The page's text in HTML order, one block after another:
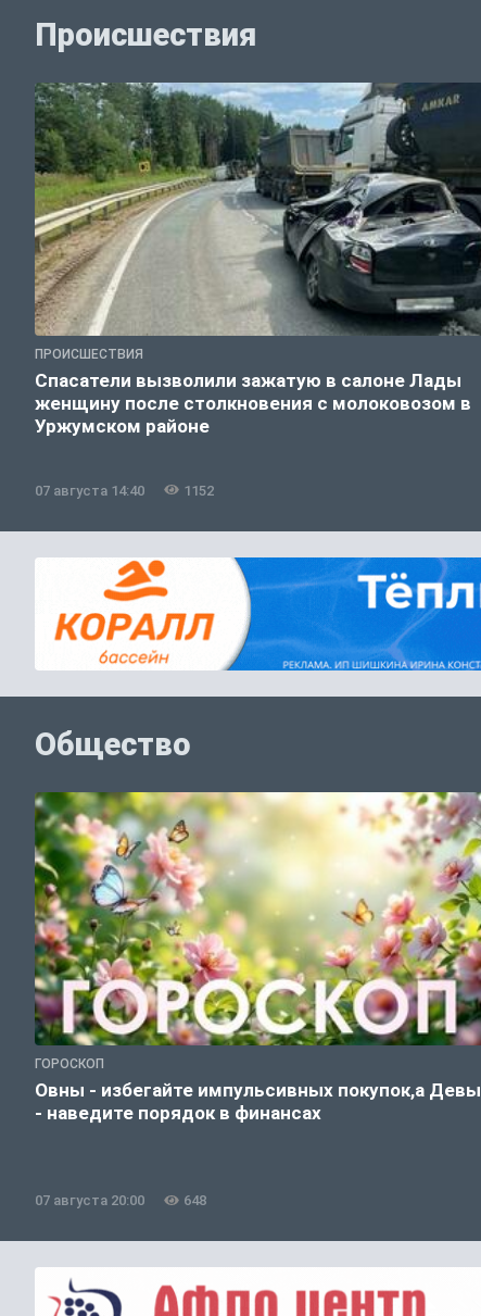
Происшествия
ПРОИСШЕСТВИЯ
Спасатели вызволили зажатую в салоне Лады
женщину после столкновения с молоковозом в
Уржумском районе
07 августа 14:40 1152
Общество
ГОРОСКОП
Овны - избегайте импульсивных покупок,а Девы
- наведите порядок в финансах
07 августа 20:00 648